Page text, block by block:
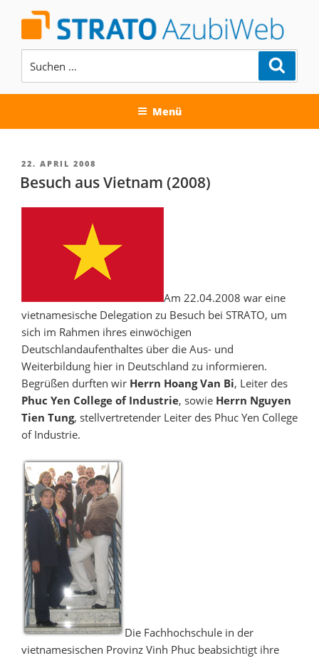
Inhalt
springen
nach:
AUSBILDUNG BEI DER STRATO
Menü
VERÖFFENTLICHT
AM
22. APRIL 2008
Besuch aus Vietnam (2008)
Am 22.04.2008 war eine
vietnamesische Delegation zu Besuch bei STRATO, um
sich im Rahmen ihres einwöchigen
Deutschlandaufenthaltes über die Aus- und
Weiterbildung hier in Deutschland zu informieren.
Begrüßen durften wir Herrn Hoang Van Bi, Leiter des
Phuc Yen College of Industrie, sowie Herrn Nguyen
Tien Tung, stellvertretender Leiter des Phuc Yen College
of Industrie.
Die Fachhochschule in der
vietnamesischen Provinz Vinh Phuc beabsichtigt ihre